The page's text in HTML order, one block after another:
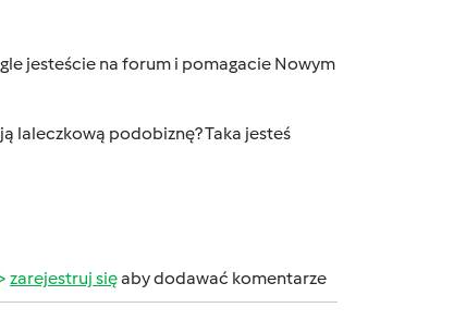
jesteście na forum i pomagacie Nowym
laleczkową podobiznę? Taka jesteś
zarejestruj sięaby dodawać komentarze